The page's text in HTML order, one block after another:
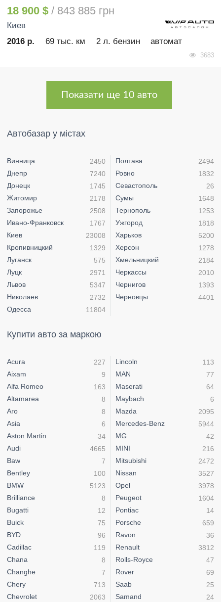
18 900 $ / 843 885 грн
Киев
2016 р.
69 тыс. км 2 л. бензин автомат
3683
Показати ще 10 авто
Автобазар у містах
Винница
2450
Днепр
7240
Донецк
1745
Житомир
2178
Запорожье
2508
Ивано-Франковск
1767
Киев
23008
Кропивницкий
1329
Луганск
575
Луцк
2971
Львов
5347
Николаев
2732
Одесса
11804
Полтава
2494
Ровно
1832
Севастополь
26
Сумы
1648
Тернополь
1253
Ужгород
1818
Харьков
5200
Херсон
1278
Хмельницкий
2184
Черкассы
2010
Чернигов
1393
Черновцы
4401
Купити авто за маркою
Acura
227
Aixam
9
Alfa Romeo
163
Altamarea
8
Aro
8
Asia
6
Aston Martin
34
Audi
4665
Baw
7
Bentley
100
BMW
5123
Brilliance
8
Bugatti
12
Buick
75
BYD
96
Cadillac
119
Chana
8
Changhe
7
Chery
713
Chevrolet
2063
Lincoln
113
MAN
77
Maserati
64
Maybach
6
Mazda
2095
Mercedes-Benz
5944
MG
42
MINI
216
Mitsubishi
2472
Nissan
3527
Opel
3978
Peugeot
1604
Pontiac
14
Porsche
659
Ravon
36
Renault
3812
Rolls-Royce
47
Rover
69
Saab
25
Samand
24